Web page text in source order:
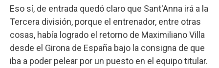
Eso sí, de entrada quedó claro que Sant'Anna irá a la
Tercera división, porque el entrenador, entre otras
cosas, había logrado el retorno de Maximiliano Villa
desde el Girona de España bajo la consigna de que
iba a poder pelear por un puesto en el equipo titular.